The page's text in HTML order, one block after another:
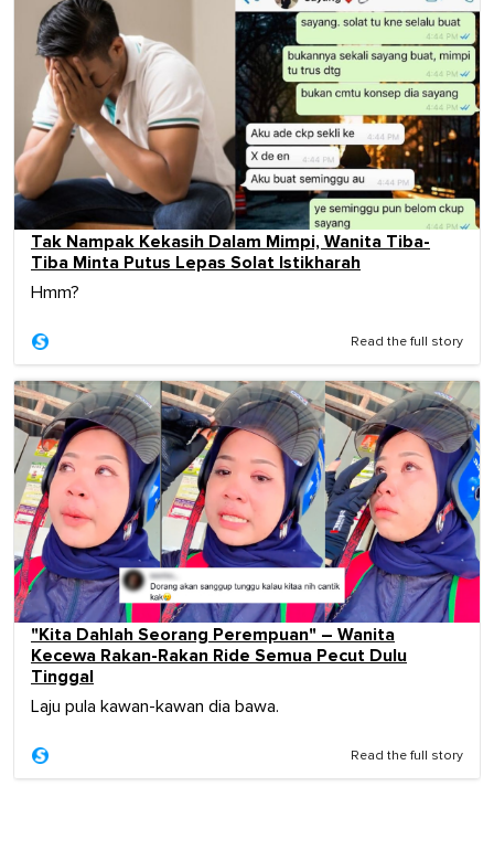
Tak Nampak Kekasih Dalam Mimpi, Wanita Tiba-
Tiba Minta Putus Lepas Solat Istikharah
Hmm?
Read the full story
"Kita Dahlah Seorang Perempuan" – Wanita
Kecewa Rakan-Rakan Ride Semua Pecut Dulu
Tinggal
Laju pula kawan-kawan dia bawa.
Read the full story